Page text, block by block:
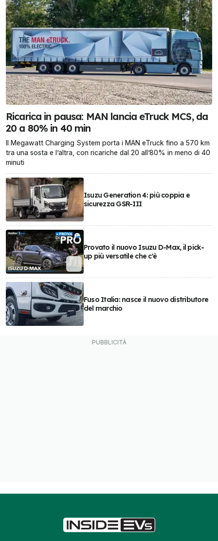
Ricarica in pausa: MAN lancia eTruck MCS, da
20 a 80% in 40 min
Il Megawatt Charging System porta i MAN eTruck fino a 570 km
tra una sosta e l’altra, con ricariche dal 20 all’80% in meno di 40
minuti
Isuzu Generation 4: più coppia e
sicurezza GSR-III
Provato il nuovo Isuzu D-Max, il pick-
up più versatile che c'è
Fuso Italia: nasce il nuovo distributore
del marchio